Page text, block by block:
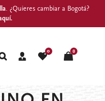
. ¿Quieres cambiar a Bogotá?
.
0 0